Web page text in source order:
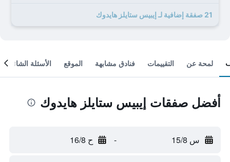
21 صفقة إضافية لـ إيبيس ستايلز هايدوك
لمحة عن التقييمات فنادق مشابهة الموقع الأسئلة الشائعة
أفضل صفقات إيبيس ستايلز هايدوك
س 15/8 - ح 16/8